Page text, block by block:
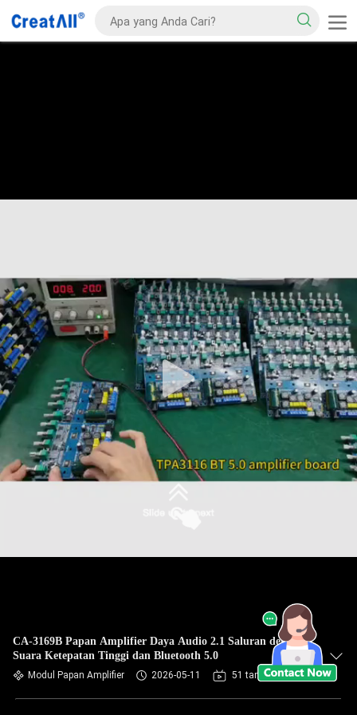
CA-3169B Papan Amplifier Daya Audio 2.1 Saluran dengan
Suara Ketepatan Tinggi dan Bluetooth 5.0
Modul Papan Amplifier 2026-05-11 51 tampilan